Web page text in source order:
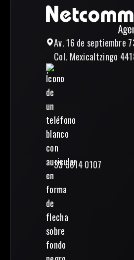
Av. 16 de septiembre
Col. Mexicaltzingo
33 3614 0107